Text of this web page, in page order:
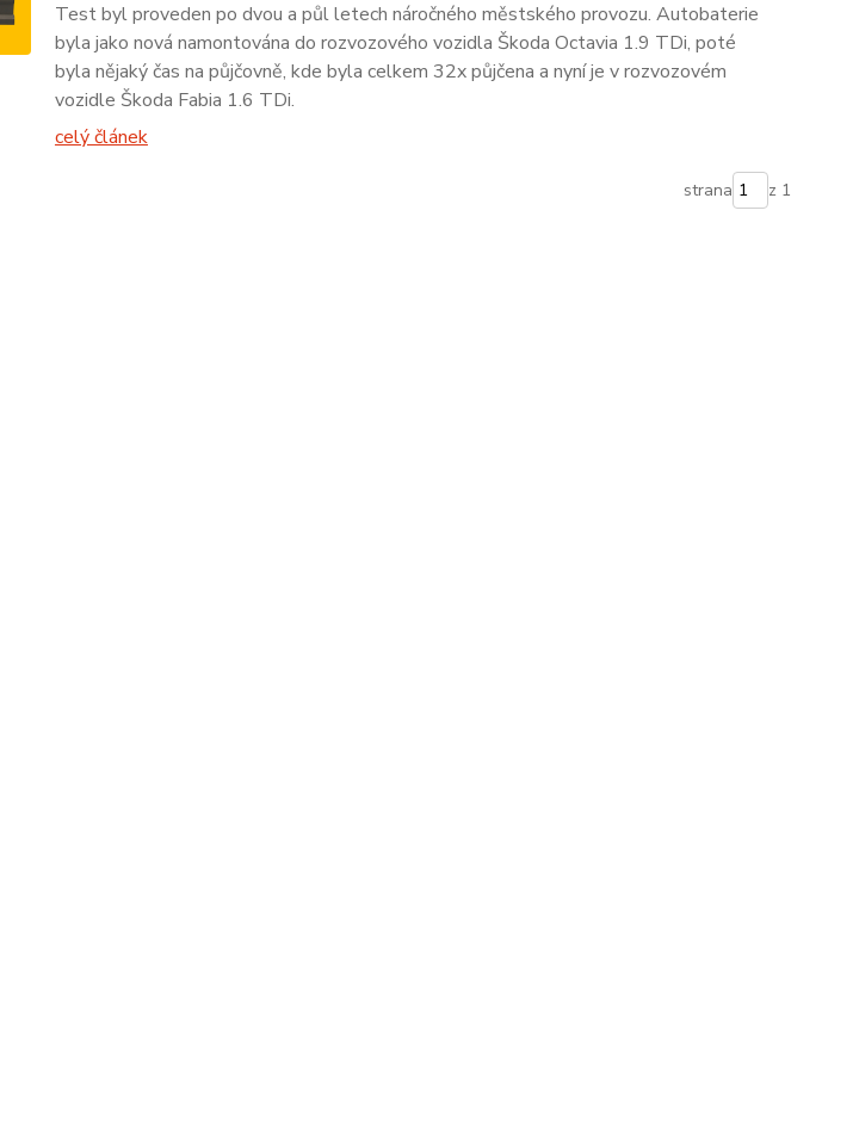
Test byl proveden po dvou a půl letech náročného městského provozu. Autobaterie
byla jako nová namontována do rozvozového vozidla Škoda Octavia 1.9 TDi, poté
byla nějaký čas na půjčovně, kde byla celkem 32x půjčena a nyní je v rozvozovém
vozidle Škoda Fabia 1.6 TDi.
celý článek
strana z 1